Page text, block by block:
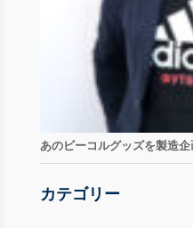
あのビーコルグッズを製造
カテゴリー